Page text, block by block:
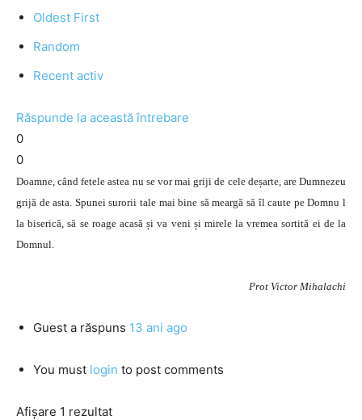
Oldest First
Random
Recent activ
Răspunde la această întrebare
0
0
Doamne, când fetele astea nu se vor mai griji de cele deșarte, are Dumnezeu
grijă de asta. Spunei surorii tale mai bine să meargă să îl caute pe Domnu l
la biserică, să se roage acasă și va veni și mirele la vremea sortită ei de la
Domnul.
Prot Victor Mihalachi
Guest a răspuns 13 ani ago
You must login to post comments
Afișare 1 rezultat